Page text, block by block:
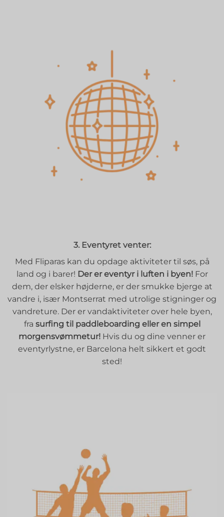
3. Eventyret venter:
Med Fliparas kan du opdage aktiviteter til søs, på
land og i barer! Der er eventyr i luften i byen!For
dem, der elsker højderne, er der smukke bjerge at
vandre i, især Montserrat med utrolige stigninger og
vandreture. Der er vandaktiviteter over hele byen,
fra surfing til paddleboarding eller en simpel
morgensvømmetur! Hvis du og dine venner er
eventyrlystne, er Barcelona helt sikkert et godt
sted!